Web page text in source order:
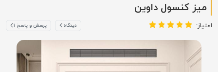
میز کنسول داوین
امتیاز: دیدگاه پرسش و پاسخ ۱